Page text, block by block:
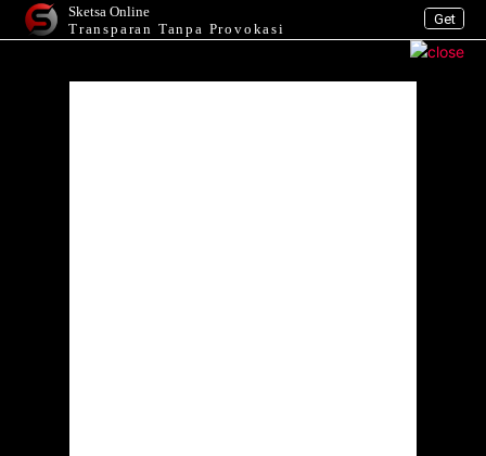
Get
Sketsa Online
Transparan Tanpa Provokasi